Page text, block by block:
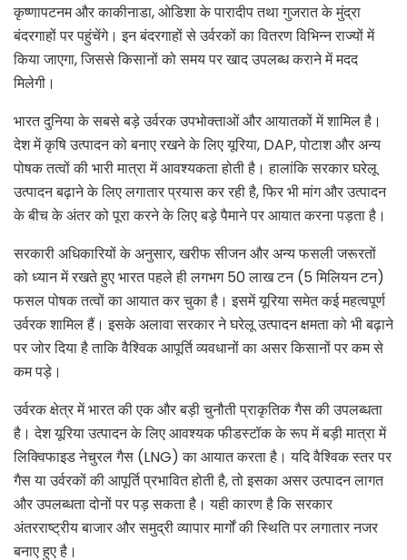
कृष्णापटनम और काकीनाडा, ओडिशा के पारादीप तथा गुजरात के मुंद्रा
बंदरगाहों पर पहुंचेंगे। इन बंदरगाहों से उर्वरकों का वितरण विभिन्न राज्यों में
किया जाएगा, जिससे किसानों को समय पर खाद उपलब्ध कराने में मदद
मिलेगी।
भारत दुनिया के सबसे बड़े उर्वरक उपभोक्ताओं और आयातकों में शामिल है।
देश में कृषि उत्पादन को बनाए रखने के लिए यूरिया, DAP, पोटाश और अन्य
पोषक तत्वों की भारी मात्रा में आवश्यकता होती है। हालांकि सरकार घरेलू
उत्पादन बढ़ाने के लिए लगातार प्रयास कर रही है, फिर भी मांग और उत्पादन
के बीच के अंतर को पूरा करने के लिए बड़े पैमाने पर आयात करना पड़ता है।
सरकारी अधिकारियों के अनुसार, खरीफ सीजन और अन्य फसली जरूरतों
को ध्यान में रखते हुए भारत पहले ही लगभग 50 लाख टन (5 मिलियन टन)
फसल पोषक तत्वों का आयात कर चुका है। इसमें यूरिया समेत कई महत्वपूर्ण
उर्वरक शामिल हैं। इसके अलावा सरकार ने घरेलू उत्पादन क्षमता को भी बढ़ाने
पर जोर दिया है ताकि वैश्विक आपूर्ति व्यवधानों का असर किसानों पर कम से
कम पड़े।
उर्वरक क्षेत्र में भारत की एक और बड़ी चुनौती प्राकृतिक गैस की उपलब्धता
है। देश यूरिया उत्पादन के लिए आवश्यक फीडस्टॉक के रूप में बड़ी मात्रा में
लिक्विफाइड नेचुरल गैस (LNG) का आयात करता है। यदि वैश्विक स्तर पर
गैस या उर्वरकों की आपूर्ति प्रभावित होती है, तो इसका असर उत्पादन लागत
और उपलब्धता दोनों पर पड़ सकता है। यही कारण है कि सरकार
अंतरराष्ट्रीय बाजार और समुद्री व्यापार मार्गों की स्थिति पर लगातार नजर
बनाए हुए है।